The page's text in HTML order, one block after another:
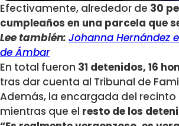
Efectivamente, alrededor de 30
cumpleaños en una parcela que
Lee también: Johanna Hernández
de Ámbar
En total fueron 31 detenidos, 16
tras dar cuenta al Tribunal de
Además, la encargada del
mientras que el resto de los